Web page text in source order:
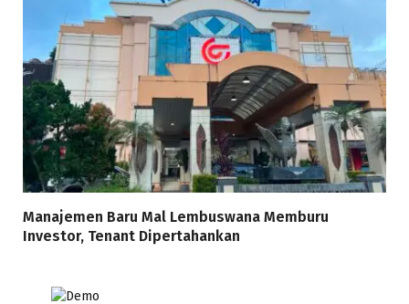
Manajemen Baru Mal Lembuswana Memburu
Investor, Tenant Dipertahankan